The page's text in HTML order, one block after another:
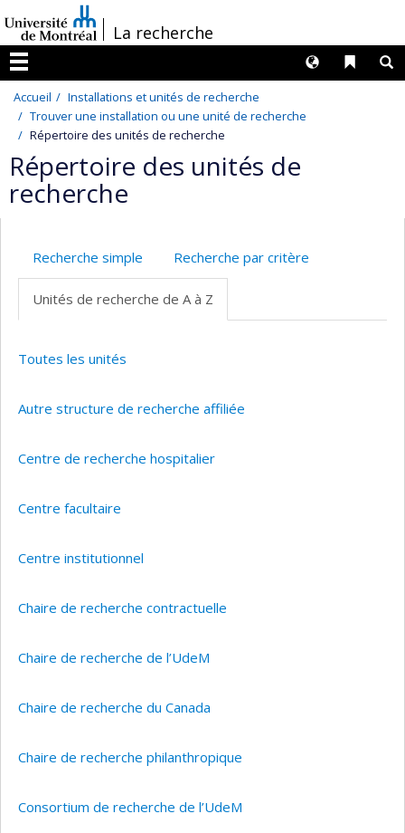
au
contenu
/La recherche
Menu
Liens
Langues
Accueil
Installations et unités de recherche
Trouver une installation ou une unité de recherche
Répertoire des unités de recherche
Répertoire des unités de
recherche
Recherche simple Recherche par critère
Unités de recherche de A à Z
Toutes les unités
Autre structure de recherche affiliée
Centre de recherche hospitalier
Centre facultaire
Centre institutionnel
Chaire de recherche contractuelle
Chaire de recherche de l’UdeM
Chaire de recherche du Canada
Chaire de recherche philanthropique
Consortium de recherche de l’UdeM